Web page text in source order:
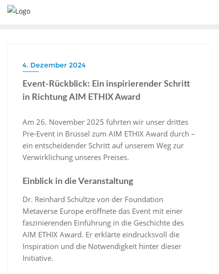
4. Dezember 2024
Event-Rückblick: Ein inspirierender Schritt
in Richtung AIM ETHIX Award
Am 26. November 2025 führten wir unser drittes
Pre-Event in Brüssel zum AIM ETHIX Award durch –
ein entscheidender Schritt auf unserem Weg zur
Verwirklichung unseres Preises.
Einblick in die Veranstaltung
Dr. Reinhard Schultze von der Foundation
Metaverse Europe eröffnete das Event mit einer
faszinierenden Einführung in die Geschichte des
AIM ETHIX Award. Er erklärte eindrucksvoll die
Inspiration und die Notwendigkeit hinter dieser
Initiative.